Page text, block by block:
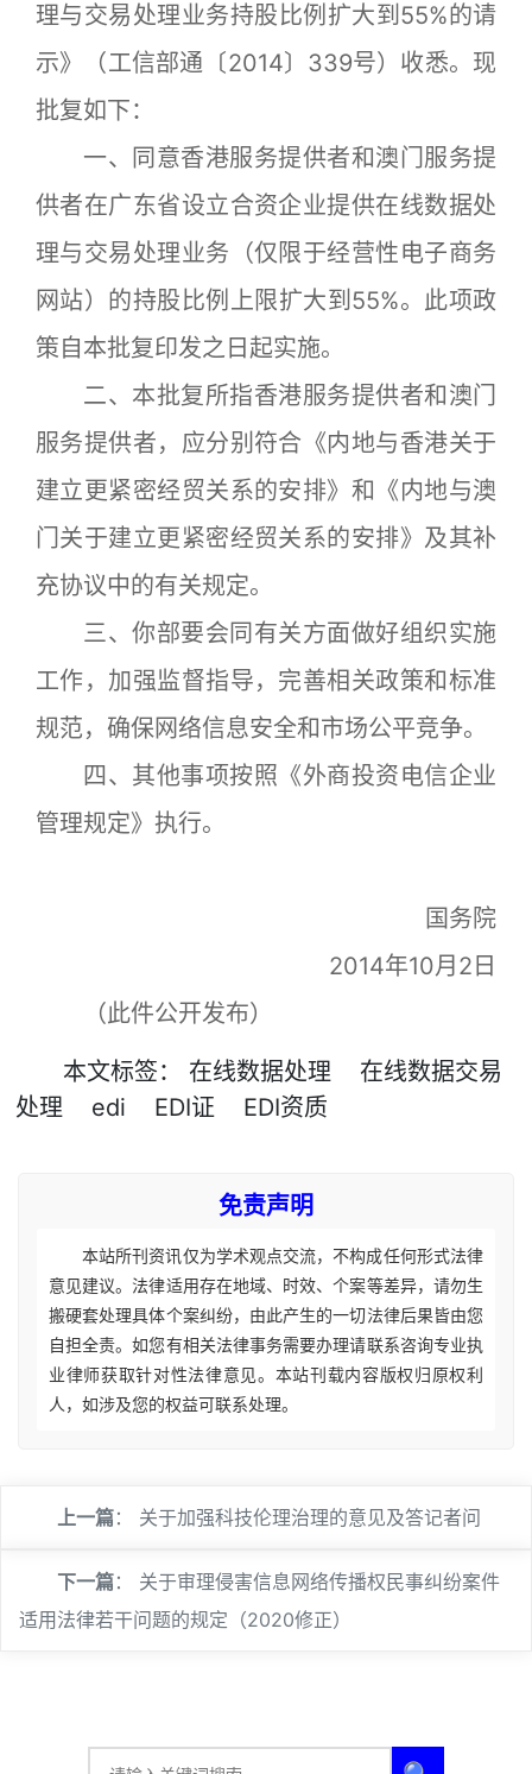
理与交易处理业务持股比例扩大到55%的请
示》（工信部通〔2014〕339号）收悉。现
批复如下：
一、同意香港服务提供者和澳门服务提
供者在广东省设立合资企业提供在线数据处
理与交易处理业务（仅限于经营性电子商务
网站）的持股比例上限扩大到55%。此项政
策自本批复印发之日起实施。
二、本批复所指香港服务提供者和澳门
服务提供者，应分别符合《内地与香港关于
建立更紧密经贸关系的安排》和《内地与澳
门关于建立更紧密经贸关系的安排》及其补
充协议中的有关规定。
三、你部要会同有关方面做好组织实施
工作，加强监督指导，完善相关政策和标准
规范，确保网络信息安全和市场公平竞争。
四、其他事项按照《外商投资电信企业
管理规定》执行。
国务院
2014年10月2日
（此件公开发布）
本文标签： 在线数据处理
在线数据交易
处理
edi EDI证 EDI资质
免责声明
本站所刊资讯仅为学术观点交流，不构成任何形式法律
意见建议。法律适用存在地域、时效、个案等差异，请勿生
搬硬套处理具体个案纠纷，由此产生的一切法律后果皆由您
自担全责。如您有相关法律事务需要办理请联系咨询专业执
业律师获取针对性法律意见。本站刊载内容版权归原权利
人，如涉及您的权益可联系处理。
上一篇： 关于加强科技伦理治理的意见及答记者问
下一篇： 关于审理侵害信息网络传播权民事纠纷案件
适用法律若干问题的规定（2020修正）